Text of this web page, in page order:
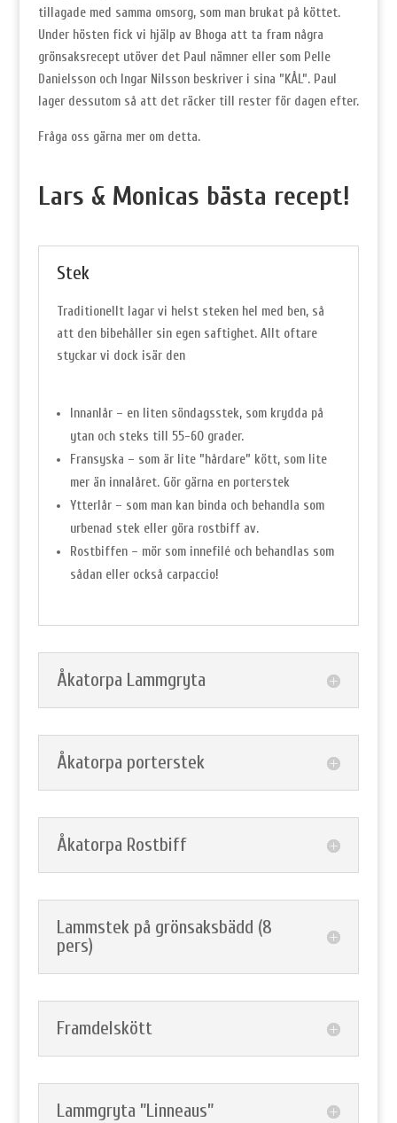
tillagade med samma omsorg, som man brukat på köttet.
Under hösten fick vi hjälp av Bhoga att ta fram några
grönsaksrecept utöver det Paul nämner eller som Pelle
Danielsson och Ingar Nilsson beskriver i sina ”KÅL”. Paul
lager dessutom så att det räcker till rester för dagen efter.
Fråga oss gärna mer om detta.
Lars & Monicas bästa recept!
Stek
Traditionellt lagar vi helst steken hel med ben, så
att den bibehåller sin egen saftighet. Allt oftare
styckar vi dock isär den
Innanlår – en liten söndagsstek, som krydda på
ytan och steks till 55-60 grader.
Fransyska – som är lite ”hårdare” kött, som lite
mer än innalåret. Gör gärna en porterstek
Ytterlår – som man kan binda och behandla som
urbenad stek eller göra rostbiff av.
Rostbiffen – mör som innefilé och behandlas som
sådan eller också carpaccio!
Åkatorpa Lammgryta
Åkatorpa porterstek
Åkatorpa Rostbiff
Lammstek på grönsaksbädd (8
pers)
Framdelskött
Lammgryta ”Linneaus”